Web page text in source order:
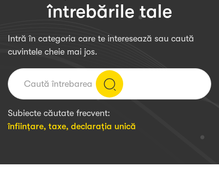
întrebările tale
Intră în categoria care te interesează sau caută
cuvintele cheie mai jos.
Subiecte căutate frecvent:
înființare, taxe, declarația unică